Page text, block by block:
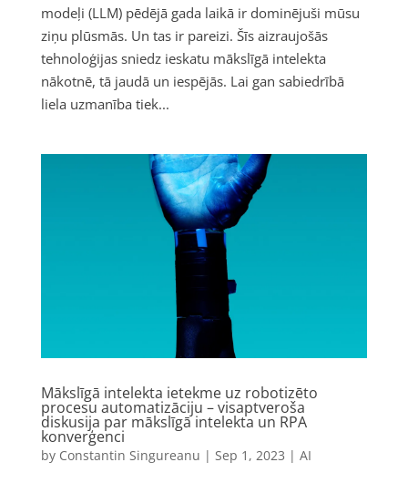
modeļi (LLM) pēdējā gada laikā ir dominējuši mūsu
ziņu plūsmās. Un tas ir pareizi. Šīs aizraujošās
tehnoloģijas sniedz ieskatu mākslīgā intelekta
nākotnē, tā jaudā un iespējās. Lai gan sabiedrībā
liela uzmanība tiek...
Mākslīgā intelekta ietekme uz robotizēto
procesu automatizāciju – visaptveroša
diskusija par mākslīgā intelekta un RPA
konverģenci
by Constantin Singureanu | Sep 1, 2023 | AI